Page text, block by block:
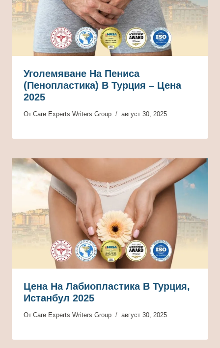
Уголемяване На Пениса
(пенопластика) В Турция – Цена
2025
От Care Experts Writers Group август 30, 2025
Цена На Лабиопластика В Турция,
Истанбул 2025
От Care Experts Writers Group август 30, 2025